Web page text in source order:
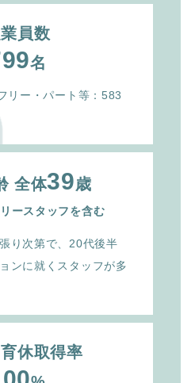
員数
名
リー・パート等：583
全体39歳
ースタッフを含む
り次第で、20代後半
ンに就くスタッフが多
休取得率